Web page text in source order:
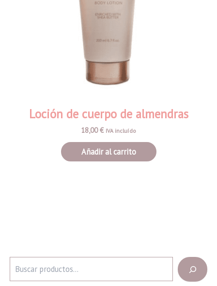
s
Loción de cuerpo de almendras
18,00€ IVA incluído
Añadir al carrito